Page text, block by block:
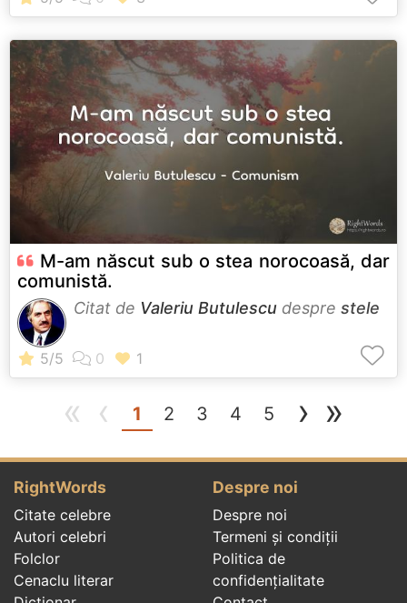
M-am născut sub o stea norocoasă, dar
comunistă.
Citat de Valeriu Butulescu despre stele
« ‹ 1 (current)
2 3 4 5 › »
RightWords
Citate celebre
Autori celebri
Folclor
Cenaclu literar
Despre noi
Despre noi
Termeni și condiții
Politica de
confidenţialitate